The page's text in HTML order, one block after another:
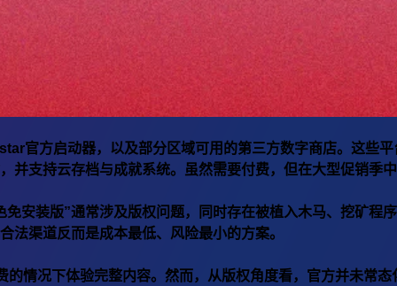
官方启动器，以及部分区域可用的第三方数字商店。这些平
并支持云存档与成就系统。虽然需要付费，但在大型促销季
安装版”通常涉及版权问题，同时存在被植入木马、挖矿程
法渠道反而是成本最低、风险最小的方案。
情况下体验完整内容。然而，从版权角度看，官方并未常态